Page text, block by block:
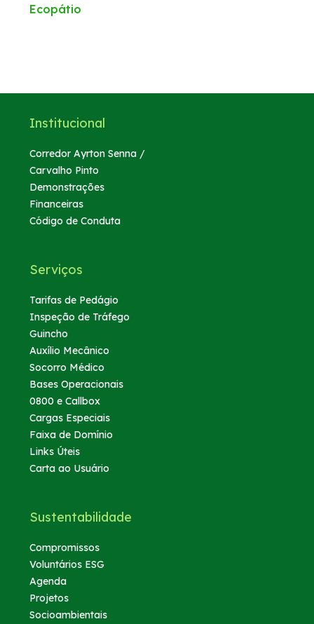
WhatsApp
Ecopátio
Institucional
Corredor Ayrton Senna /
Carvalho Pinto
Demonstrações
Financeiras
Código de Conduta
Serviços
Tarifas de Pedágio
Inspeção de Tráfego
Guincho
Auxílio Mecânico
Socorro Médico
Bases Operacionais
0800 e Callbox
Cargas Especiais
Faixa de Domínio
Links Úteis
Carta ao Usuário
Sustentabilidade
Compromissos
Voluntários ESG
Agenda
Projetos
Socioambientais